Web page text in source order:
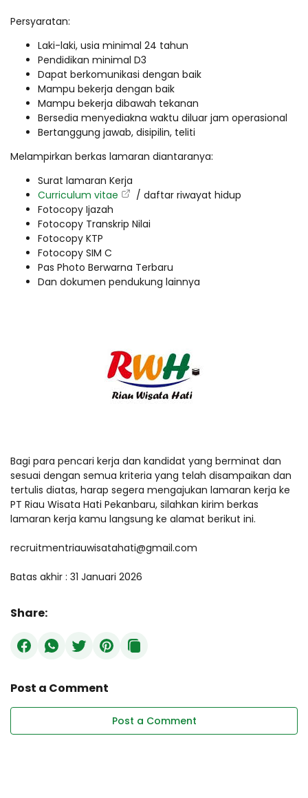
Persyaratan:
Laki-laki, usia minimal 24 tahun
Pendidikan minimal D3
Dapat berkomunikasi dengan baik
Mampu bekerja dengan baik
Mampu bekerja dibawah tekanan
Bersedia menyediakna waktu diluar jam operasional
Bertanggung jawab, disipilin, teliti
Melampirkan berkas lamaran diantaranya:
Surat lamaran Kerja
Curriculum vitae
/ daftar riwayat hidup
Fotocopy Ijazah
Fotocopy Transkrip Nilai
Fotocopy KTP
Fotocopy SIM C
Pas Photo Berwarna Terbaru
Dan dokumen pendukung lainnya
Bagi para pencari kerja dan kandidat yang berminat dan
sesuai dengan semua kriteria yang telah disampaikan dan
tertulis diatas, harap segera mengajukan lamaran kerja ke
PT Riau Wisata Hati Pekanbaru, silahkan kirim berkas
lamaran kerja kamu langsung ke alamat berikut ini.
recruitmentriauwisatahati@gmail.com
Batas akhir : 31 Januari 2026
Share:
Post a Comment
Post a Comment